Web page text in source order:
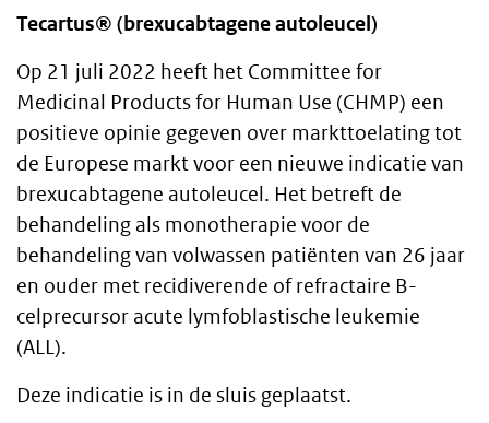
Body
text
Tecartus® (brexucabtagene autoleucel)
Op 21 juli 2022 heeft het Committee for
Medicinal Products for Human Use (CHMP) een
positieve opinie gegeven over markttoelating tot
de Europese markt voor een nieuwe indicatie van
brexucabtagene autoleucel. Het betreft de
behandeling als monotherapie voor de
behandeling van volwassen patiënten van 26 jaar
en ouder met recidiverende of refractaire B-
celprecursor acute lymfoblastische leukemie
(ALL).
Deze indicatie is in de sluis geplaatst.